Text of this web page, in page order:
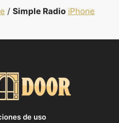
/ Simple Radio iPhone
de uso